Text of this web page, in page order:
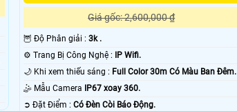
Giá gốc: 2,600,000 ₫
🦉 Độ Phân giải : 3k .
⚙ Trang Bị Công Nghệ :
IP Wifi.
🌙 Khi xem thiếu sáng : Full Color 30m Có Màu Ban Ðêm.
🤹 Mẫu Camera
IP67 xoay 360.
️➲ Đặt Điểm : Có Ðèn Còi Báo Động.